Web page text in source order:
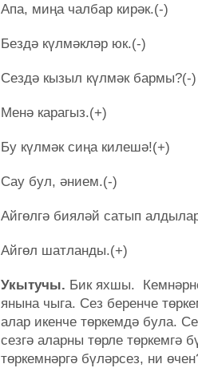
Апа, миңа чалбар кирәк.(-)
Бездә күлмәкләр юк.(-)
Сездә кызыл күлмәк бармы?(-)
Менә карагыз.(+)
Бу күлмәк сиңа килешә!(+)
Сау бул, әнием.(-)
Айгөлгә бияләй сатып
Айгөл шатланды.(+)
Укытучы. Бик яхшы.
янына чыга. Сез беренче
алар икенче төркемдә була.
сезгә аларны төрле төркемгә
төркемнәргә бүләрсез, ни